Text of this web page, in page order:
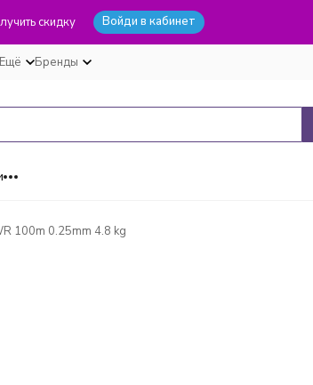
скидку Войди в кабинет
Бренды
100m 0.25mm 4.8 kg